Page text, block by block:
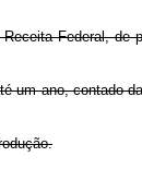
Federal, de
um ano, contado